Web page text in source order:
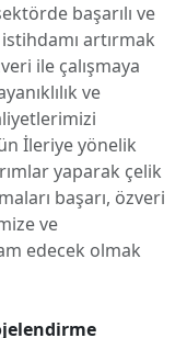
başarılı ve
artırmak
ile çalışmaya
ve
İleriye yönelik
yaparak çelik
başarı, özveri
ve
edecek olmak